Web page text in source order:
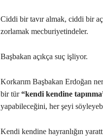
Ciddi bir tavır almak, ciddi bir
zorlamak mecburiyetindeler.
Başbakan açıkça suç işliyor.
Korkarım Başbakan Erdoğan
bir tür“kendi kendine
yapabileceğini, her şeyi
Kendi kendine hayranlığın